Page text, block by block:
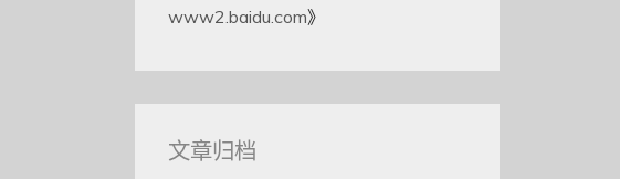
www2.baidu.com》
文章归档